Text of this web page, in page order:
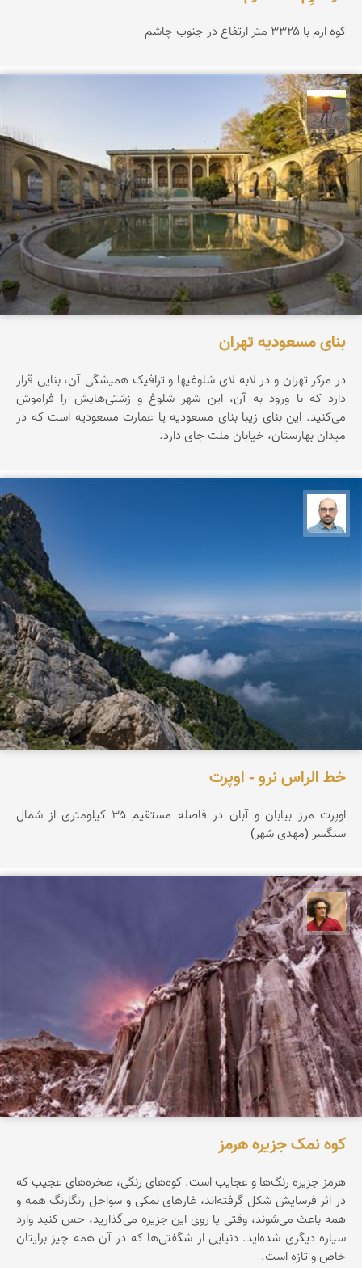
کوه ارم با ۳۳۲۵ متر ارتفاع در جنوب چاشم
مهدی مخلصیان
بنای مسعودیه تهران
در مرکز تهران و در لابه لای شلوغیها و ترافیک همیشگی آن، بنایی قرار
دارد که با ورود به آن، این شهر شلوغ و زشتی‌هایش را فراموش
می‌کنید. این بنای زیبا بنای مسعودیه یا عمارت مسعودیه است که در
میدان بهارستان، خیابان ملت جای دارد.
خط الراس نرو - اوپرت
اوپرت مرز بیابان و آبان در فاصله مستقیم ۳۵ کیلومتری از شمال
سنگسر (مهدی شهر)
مصطفی ربیعی بهشتی
کوه نمک جزیره هرمز
هرمز جزیره‌ رنگ‌ها‌ و عجایب است. کوه‌های رنگی، صخره‌های عجیب که
در اثر فرسایش شکل گرفته‌اند، غارهای نمکی و سواحل رنگارنگ همه و
همه باعث می‌شوند، وقتی پا روی این جزیره می‌گذارید، حس کنید وارد
سیاره‌ دیگری شده‌اید. دنیایی از شگفتی‌ها که در آن همه چیز برایتان
خاص و تازه است.